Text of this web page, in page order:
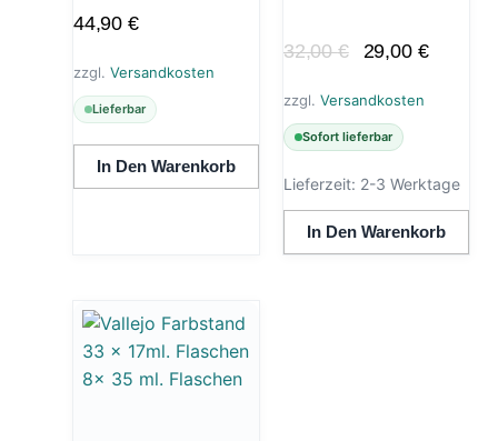
44,90 €
zzgl. Versandkosten
Lieferbar
In Den Warenkorb
32,00€ 29,00 €
zzgl. Versandkosten
Sofort lieferbar
Lieferzeit: 2-3 Werktage
In Den Warenkorb